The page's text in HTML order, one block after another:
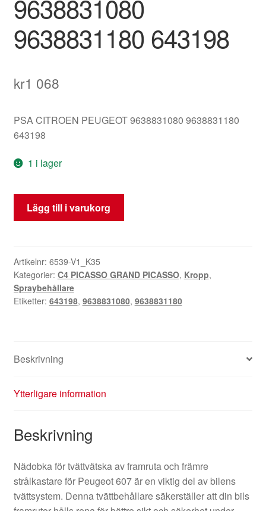
9638831080
9638831180 643198
kr1 068
PSA CITROEN PEUGEOT 9638831080 9638831180
643198
1 i lager
Tvättbehållare
Citroën
9638831080
9638831180
643198
mängd
Lägg till i varukorg
Artikelnr: 6539-V1_K35
Kategorier: C4 PICASSO GRAND PICASSO, Kropp,
Spraybehållare
Etiketter: 643198, 9638831080, 9638831180
Beskrivning
Ytterligare information
Beskrivning
Nädobka för tvättvätska av framruta och främre
strålkastare för Peugeot 607 är en viktig del av bilens
tvättsystem. Denna tvättbehållare säkerställer att din bils